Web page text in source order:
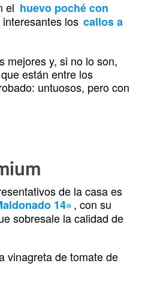
el huevo poché con
los callos a
mejores y, si no lo son,
están entre los
untuosos, pero con
de la casa es
14», con su
sobresale la calidad de
vinagreta de tomate de